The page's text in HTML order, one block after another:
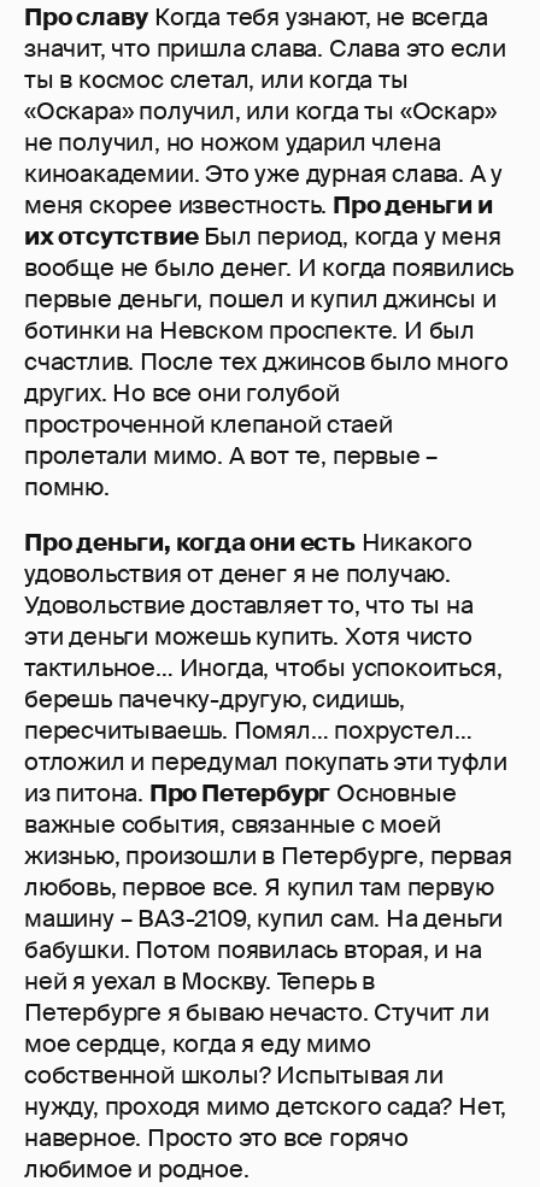
Про славу Когда тебя узнают, не всегда
значит, что пришла слава. Слава это если
ты в космос слетал, или когда ты
«Оскара» получил, или когда ты «Оскар»
не получил, но ножом ударил члена
киноакадемии. Это уже дурная слава. А у
меня скорее известность. Про деньги и
их отсутствиеБыл период, когда у меня
вообще не было денег. И когда появились
первые деньги, пошел и купил джинсы и
ботинки на Невском проспекте. И был
счастлив. После тех джинсов было много
других. Но все они голубой
простроченной клепаной стаей
пролетали мимо. А вот те, первые –
помню.
Про деньги, когда они естьНикакого
удовольствия от денег я не получаю.
Удовольствие доставляет то, что ты на
эти деньги можешь купить. Хотя чисто
тактильное… Иногда, чтобы успокоиться,
берешь пачечку-другую, сидишь,
пересчитываешь. Помял… похрустел…
отложил и передумал покупать эти туфли
из питона. Про Петербург Основные
важные события, связанные с моей
жизнью, произошли в Петербурге, первая
любовь, первое все. Я купил там первую
машину – ВАЗ-2109, купил сам. На деньги
бабушки. Потом появилась вторая, и на
ней я уехал в Москву. Теперь в
Петербурге я бываю нечасто. Стучит ли
мое сердце, когда я еду мимо
собственной школы? Испытывая ли
нужду, проходя мимо детского сада? Нет,
наверное. Просто это все горячо
любимое и родное.